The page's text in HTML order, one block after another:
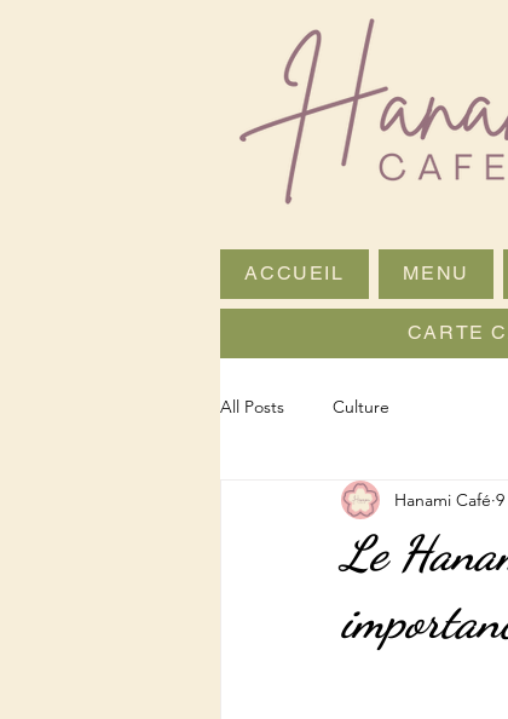
ACCUEIL MENU
CARTE
All Posts Culture
Le
Hanami Café